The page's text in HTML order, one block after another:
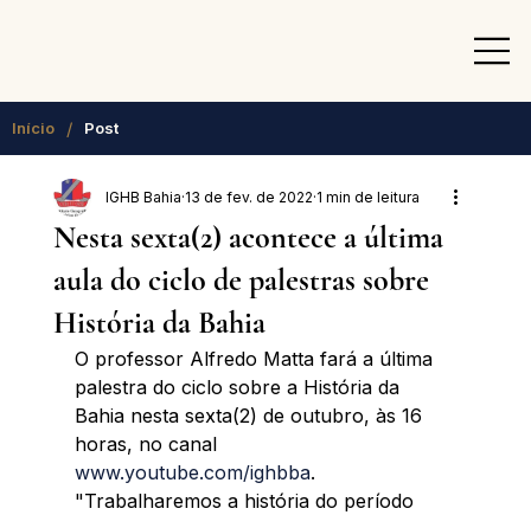
Início / Post
Nesta sexta(2) acontece a última
aula do ciclo de palestras sobre
História da Bahia
IGHB Bahia 13 de fev. de 2022 1 min de leitura
O professor Alfredo Matta fará a última
palestra do ciclo sobre a História da
Bahia nesta sexta(2) de outubro, às 16
horas, no canal
www.youtube.com/ighbba.
"Trabalharemos a história do período